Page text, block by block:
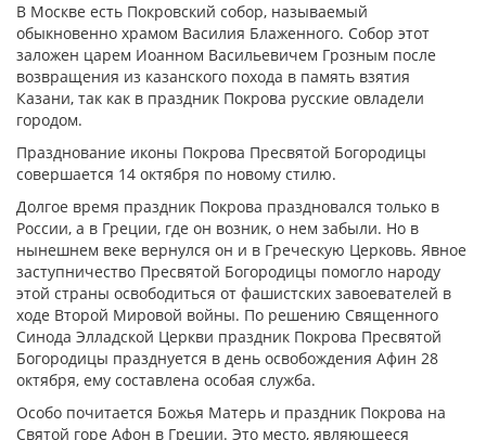
В Москве есть Покровский собор, называемый
обыкновенно храмом Василия Блаженного. Собор этот
заложен царем Иоанном Васильевичем Грозным после
возвращения из казанского похода в память взятия
Казани, так как в праздник Покрова русские овладели
городом.
Празднование иконы Покрова Пресвятой Богородицы
совершается 14 октября по новому стилю.
Долгое время праздник Покрова праздновался только в
России, а в Греции, где он возник, о нем забыли. Но в
нынешнем веке вернулся он и в Греческую Церковь. Явное
заступничество Пресвятой Богородицы помогло народу
этой страны освободиться от фашистских завоевателей в
ходе Второй Мировой войны. По решению Священного
Синода Элладской Церкви праздник Покрова Пресвятой
Богородицы празднуется в день освобождения Афин 28
октября, ему составлена особая служба.
Особо почитается Божья Матерь и праздник Покрова на
Святой горе Афон в Греции. Это место, являющееся